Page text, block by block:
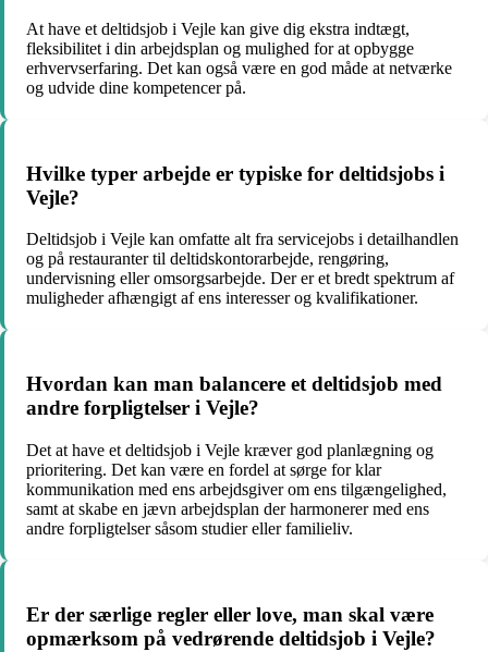
At have et deltidsjob i Vejle kan give dig ekstra indtægt,
fleksibilitet i din arbejdsplan og mulighed for at opbygge
erhvervserfaring. Det kan også være en god måde at netværke
og udvide dine kompetencer på.
Hvilke typer arbejde er typiske for deltidsjobs i
Vejle?
Deltidsjob i Vejle kan omfatte alt fra servicejobs i detailhandlen
og på restauranter til deltidskontorarbejde, rengøring,
undervisning eller omsorgsarbejde. Der er et bredt spektrum af
muligheder afhængigt af ens interesser og kvalifikationer.
Hvordan kan man balancere et deltidsjob med
andre forpligtelser i Vejle?
Det at have et deltidsjob i Vejle kræver god planlægning og
prioritering. Det kan være en fordel at sørge for klar
kommunikation med ens arbejdsgiver om ens tilgængelighed,
samt at skabe en jævn arbejdsplan der harmonerer med ens
andre forpligtelser såsom studier eller familieliv.
Er der særlige regler eller love, man skal være
opmærksom på vedrørende deltidsjob i Vejle?